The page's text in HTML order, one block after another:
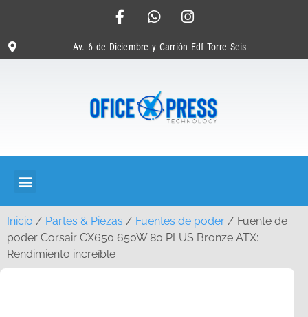
Av. 6 de Diciembre y Carrión Edf Torre Seis
Inicio / Partes & Piezas / Fuentes de poder / Fuente de
poder Corsair CX650 650W 80 PLUS Bronze ATX:
Rendimiento increíble